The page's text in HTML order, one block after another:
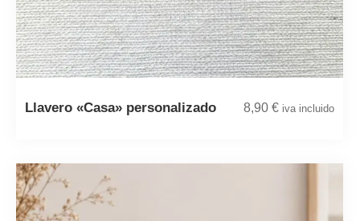
Llavero «Casa» personalizado 8,90 € iva incluido